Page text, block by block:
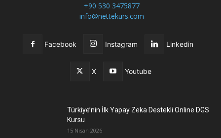
+90 530 3475877
info@nettekurs.com
Facebook Instagram Linkedin
X Youtube
Türkiye’nin İlk Yapay Zeka Destekli Online DGS
Kursu
15 Nisan 2026